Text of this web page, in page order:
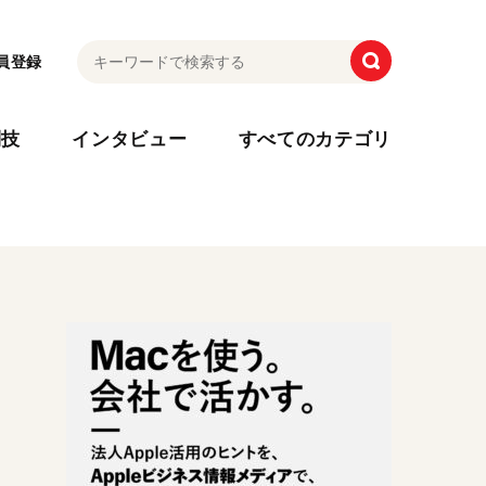
登録
インタビュー すべてのカテゴリ